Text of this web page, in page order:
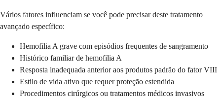
Vários fatores influenciam se você pode precisar deste tratamento
avançado específico:
Hemofilia A grave com episódios frequentes de sangramento
Histórico familiar de hemofilia A
Resposta inadequada anterior aos produtos padrão do fator VIII
Estilo de vida ativo que requer proteção estendida
Procedimentos cirúrgicos ou tratamentos médicos invasivos